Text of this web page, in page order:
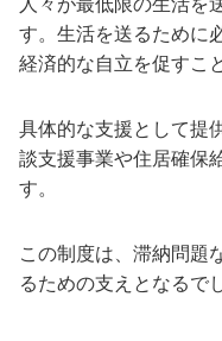
す。生活を送るために
経済的な自立を促すこ
具体的な支援として提
談支援事業や住居確保
す。
この制度は、滞納問題
るための支えとなるで